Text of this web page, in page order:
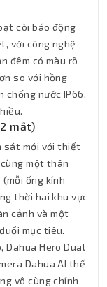
còi báo động
với công nghệ
đêm có màu rõ
so với hồng
chống nước IP66,
mắt)
sát mới với thiết
một thân
ống kính
thời hai khu vực
cảnh và một
mục tiêu.
Dahua Hero Dual
Dahua AI thế
vô cùng chính